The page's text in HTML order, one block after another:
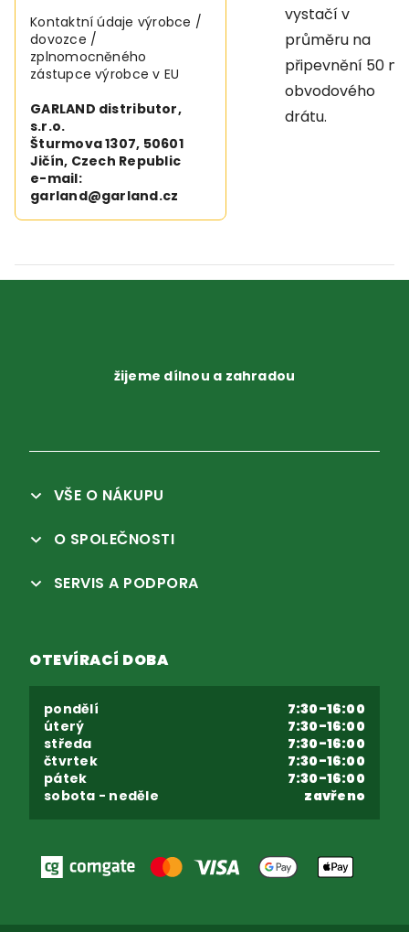
Kontaktní údaje výrobce /
dovozce /
zplnomocněného
zástupce výrobce v EU
GARLAND distributor,
s.r.o.
Šturmova 1307, 50601
Jičín, Czech Republic
e-mail:
garland@garland.cz
vystačí v
průměru na
připevnění 50 m
obvodového
drátu.
žijeme dílnou a zahradou
VŠE O NÁKUPU
O SPOLEČNOSTI
SERVIS A PODPORA
OTEVÍRACÍ DOBA
pondělí
7:30-16:00
úterý
7:30-16:00
středa
7:30-16:00
čtvrtek
7:30-16:00
pátek
7:30-16:00
sobota - neděle
zavřeno